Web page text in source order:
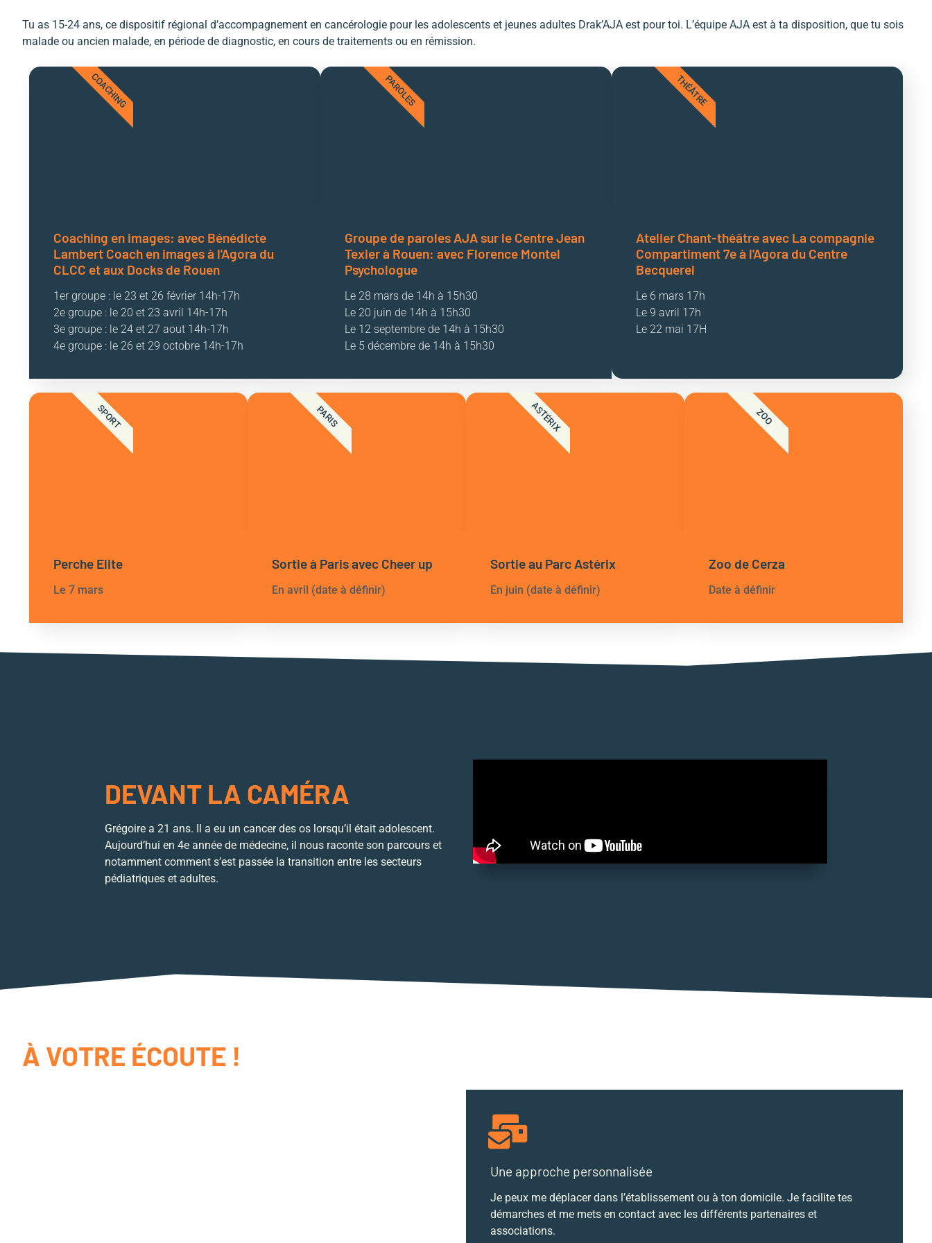
Bérangère Lorin, infirmière puéricultrice coordinatrice est ton contact
Tu as 15-24 ans, ce dispositif régional d’accompagnement en cancérologie pour les adolescents et jeunes adultes Drak’AJA est pour toi. L’équipe AJA est à ta disposition, que tu sois
malade ou ancien malade, en période de diagnostic, en cours de traitements ou en rémission.
Coaching en images: avec Bénédicte
Lambert Coach en images à l'Agora du
CLCC et aux Docks de Rouen
1er groupe : le 23 et 26 février 14h-17h
2e groupe : le 20 et 23 avril 14h-17h
3e groupe : le 24 et 27 aout 14h-17h
4e groupe : le 26 et 29 octobre 14h-17h
COACHING
Groupe de paroles AJA sur le Centre Jean
Texier à Rouen: avec Florence Montel
Psychologue
Le 28 mars de 14h à 15h30
Le 20 juin de 14h à 15h30
Le 12 septembre de 14h à 15h30
Le 5 décembre de 14h à 15h30
PAROLES
Atelier Chant-théâtre avec La compagnie
Compartiment 7e à l'Agora du Centre
Becquerel
Le 6 mars 17h
Le 9 avril 17h
Le 22 mai 17H
THÉÂTRE
Perche Elite
Le 7 mars
SPORT
Sortie à Paris avec Cheer up
En avril (date à définir)
PARIS
Sortie au Parc Astérix
En juin (date à définir)
ASTÉRIX
Zoo de Cerza
Date à définir
ZOO
DEVANT LA CAMÉRA
Grégoire a 21 ans. Il a eu un cancer des os lorsqu’il était adolescent.
Aujourd’hui en 4e année de médecine, il nous raconte son parcours et
notamment comment s’est passée la transition entre les secteurs
pédiatriques et adultes.
À VOTRE ÉCOUTE !
Une approche personnalisée
Je peux me déplacer dans l’établissement ou à ton domicile. Je facilite tes
démarches et me mets en contact avec les différents partenaires et
associations.